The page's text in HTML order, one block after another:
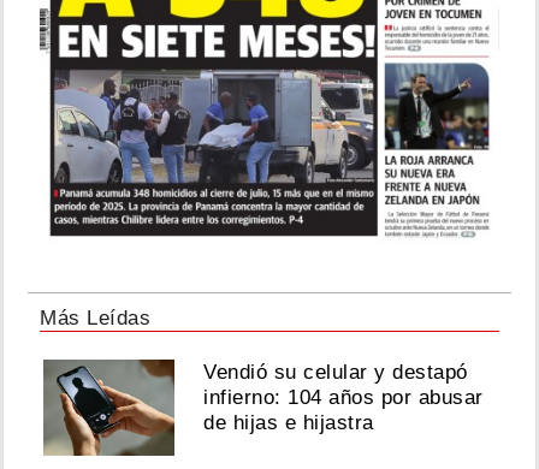
Más Leídas
Vendió su celular y destapó
infierno: 104 años por abusar
de hijas e hijastra